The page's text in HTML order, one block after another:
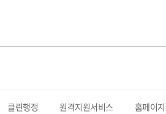
클린행정 원격지원서비스 홈페이